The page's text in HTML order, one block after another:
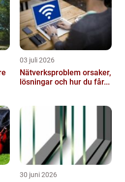
03 juli 2026
Nätverksproblem orsaker,
lösningar och hur du får...
30 juni 2026